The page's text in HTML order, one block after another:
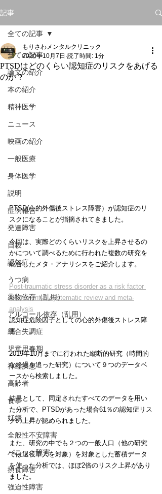
記事
全ての記事
論文の紹介
本の紹介
精神医学
ニュース
映画の紹介
一般医療
身体医学
説明
症例報告
発達障害
自殺
認知症
うつ病
薬物依存（乱用）
アルコール依存（乱用）
統合失調症
児童思春期
神経疾患
高齢者
食事
妊娠
全般性不安障害
パニック障害
摂食障害
強迫性障害
全ての記事
PTSDはどのくらい認知症のリスクをあげる
のか？
もりさわメンタルクリニック
2020年10月7日 読了時間: 1分
PTSD(心的外傷後ストレス障害）が認知症のリ
スクになることが指摘されてきました。
今回は、実際どのくらいリスクを上昇させるの
かについて調べるために行われた複数の研究を
統合したメタ・アナリシスをご紹介します。
Post-traumatic stress disorder as a risk factor
for dementia: systematic review and meta-
analysis
認知症危険因子としての心的外傷後ストレス障
害
2019年10月までに行われた縦断的研究（時間的
な経過を追った研究）について９つのデータベ
ースから検索しました。
結果として、同定されたすべてのデータを用い
た分析で、PTSDがあった場合61％の認知症リス
クの上昇が認められました。
また、研究の中でも２つの一般人口（他の研究
では退役軍人を対象）を対象とした蓄積データ
を使った分析では、ほぼ2倍のリスク上昇があり
ました。